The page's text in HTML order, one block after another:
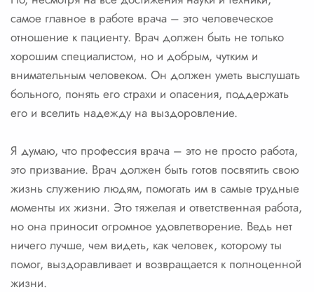
самое главное в работе врача – это человеческое
отношение к пациенту. Врач должен быть не только
хорошим специалистом, но и добрым, чутким и
внимательным человеком. Он должен уметь выслушать
больного, понять его страхи и опасения, поддержать
его и вселить надежду на выздоровление.
Я думаю, что профессия врача – это не просто работа,
это призвание. Врач должен быть готов посвятить свою
жизнь служению людям, помогать им в самые трудные
моменты их жизни. Это тяжелая и ответственная работа,
но она приносит огромное удовлетворение. Ведь нет
ничего лучше, чем видеть, как человек, которому ты
помог, выздоравливает и возвращается к полноценной
жизни.